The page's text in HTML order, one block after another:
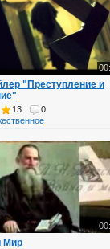
"Преступление и
13
0
Мир